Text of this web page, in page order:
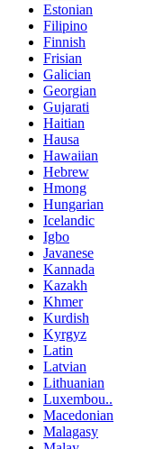
Estonian
Filipino
Finnish
Frisian
Galician
Georgian
Gujarati
Haitian
Hausa
Hawaiian
Hebrew
Hmong
Hungarian
Icelandic
Igbo
Javanese
Kannada
Kazakh
Khmer
Kurdish
Kyrgyz
Latin
Latvian
Lithuanian
Luxembou..
Macedonian
Malagasy